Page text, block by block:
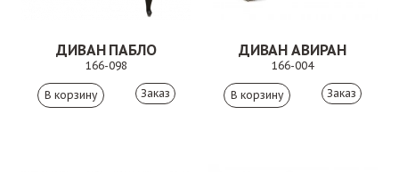
ДИВАН ПАБЛО
166-098
Заказ
ДИВАН АВИРАН
166-004
Заказ